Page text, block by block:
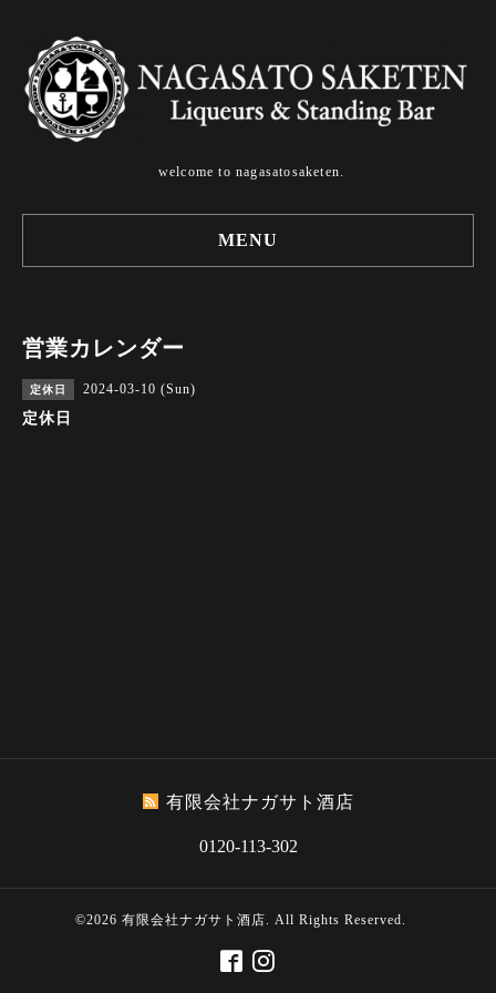
welcome to nagasatosaketen.
MENU
営業カレンダー
定休日 2024-03-10 (Sun)
定休日
有限会社ナガサト酒店
0120-113-302
©2026 有限会社ナガサト酒店. All Rights Reserved.